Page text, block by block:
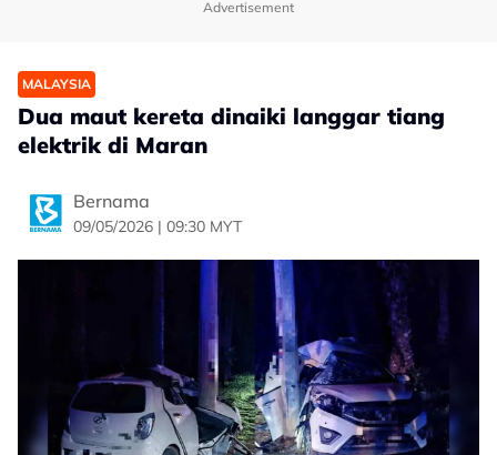
Advertisement
MALAYSIA
Dua maut kereta dinaiki langgar tiang
elektrik di Maran
Bernama
09/05/2026 | 09:30 MYT